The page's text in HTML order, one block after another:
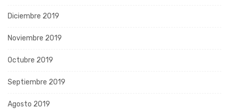
Diciembre 2019
Noviembre 2019
Octubre 2019
Septiembre 2019
Agosto 2019